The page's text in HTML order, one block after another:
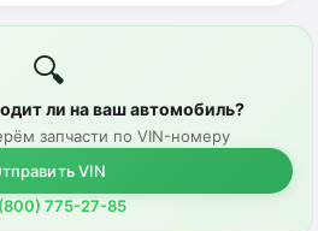
🔍
ли на ваш автомобиль?
запчасти по VIN-номеру
VIN
775-27-85